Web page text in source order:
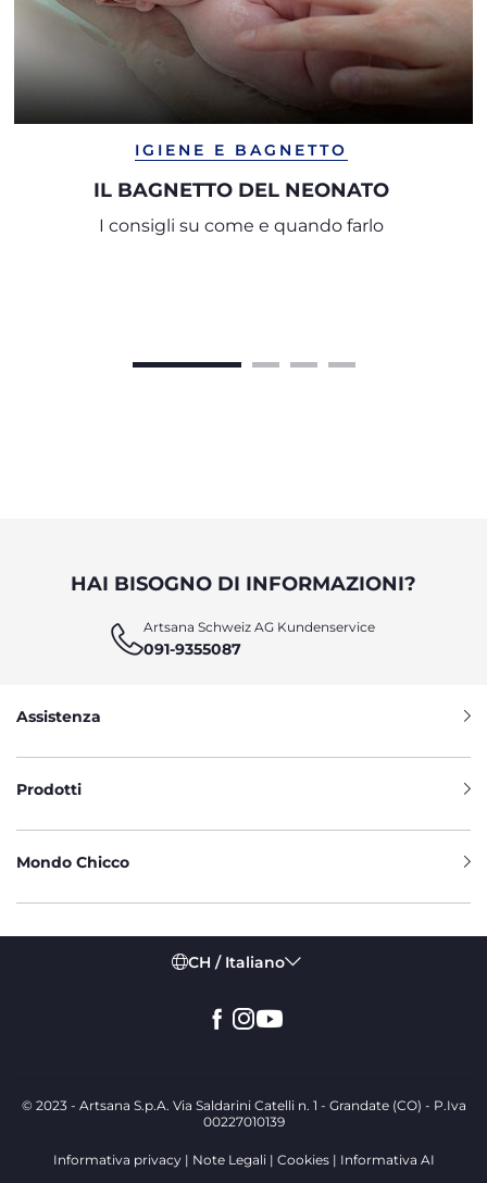
IGIENE E BAGNETTO
IL BAGNETTO DEL NEONATO
I consigli su come e quando farlo
HAI BISOGNO DI INFORMAZIONI?
Artsana Schweiz AG Kundenservice
091-9355087
Assistenza
Prodotti
Mondo Chicco
CH / Italiano
© 2023 - Artsana S.p.A. Via Saldarini Catelli n. 1 - Grandate (CO) - P.Iva
00227010139
Informativa privacy Note Legali Cookies Informativa AI